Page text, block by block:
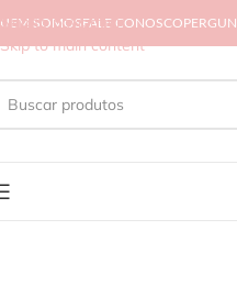
Skip to navigation
Skip to main content
SOMOSFALE CONOSCO